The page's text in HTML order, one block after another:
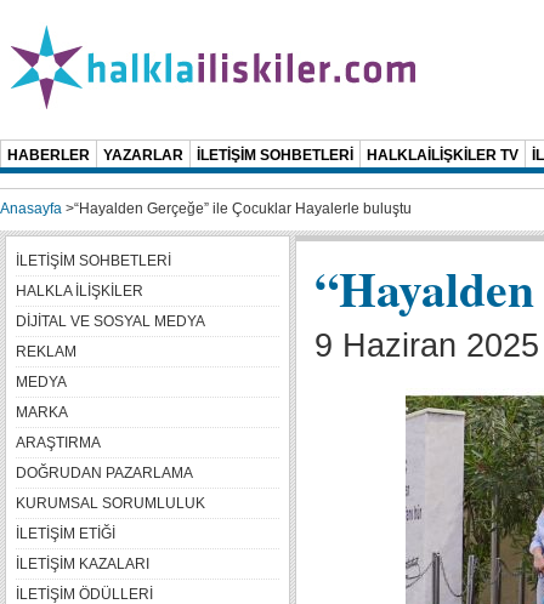
HABERLER YAZARLAR İLETİŞİM SOHBETLERİ HALKLAİLİŞKİLER TV
Anasayfa >“Hayalden Gerçeğe” ile Çocuklar Hayalerle buluştu
9 Haziran
İLETİŞİM SOHBETLERİ
HALKLA İLİŞKİLER
DİJİTAL VE SOSYAL MEDYA
REKLAM
MEDYA
MARKA
ARAŞTIRMA
DOĞRUDAN PAZARLAMA
KURUMSAL SORUMLULUK
İLETİŞİM ETİĞİ
İLETİŞİM KAZALARI
İLETİŞİM ÖDÜLLERİ